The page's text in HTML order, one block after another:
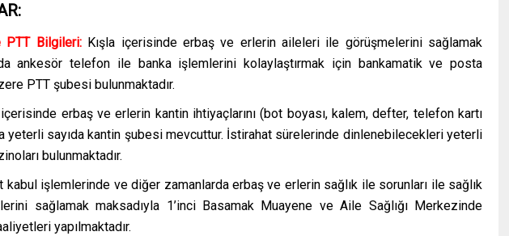
PTT Bilgileri:Kışla içerisinde erbaş ve erlerin aileleri ile görüşmelerini sağlamak
ankesör telefon ile banka işlemlerini kolaylaştırmak için bankamatik ve posta
PTT şubesi bulunmaktadır.
erbaş ve erlerin kantin ihtiyaçlarını (bot boyası, kalem, defter, telefon kartı
yeterli sayıda kantin şubesi mevcuttur. İstirahat sürelerinde dinlenebilecekleri yeterli
bulunmaktadır.
kabul işlemlerinde ve diğer zamanlarda erbaş ve erlerin sağlık ile sorunları ile sağlık
sağlamak maksadıyla 1’inci Basamak Muayene ve Aile Sağlığı Merkezinde
yapılmaktadır.